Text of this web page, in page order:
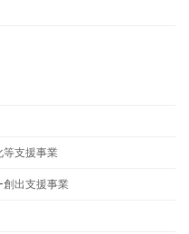
等支援事業
創出支援事業